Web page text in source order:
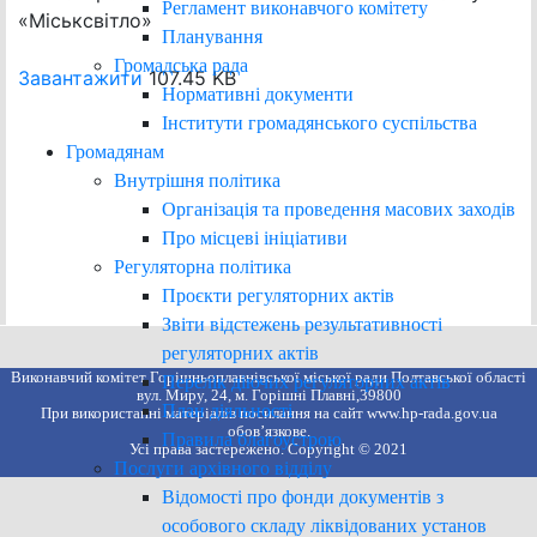
Регламент виконавчого комітету
Планування
Громадська рада
Нормативні документи
Інститути громадянського суспільства
Громадянам
Внутрішня політика
Організація та проведення масових заходів
Про місцеві ініціативи
Регуляторна політика
Проєкти регуляторних актів
Звіти відстежень результативності
регуляторних актів
Перелік діючих регуляторних актів
План діяльності
Правила благоустрою
Послуги архівного відділу
Відомості про фонди документів з
особового складу ліквідованих установ
«Міськсвітло»
Завантажити107.45 KB
Виконавчий комітет Горішньоплавнівської міської ради Полтавської області
вул. Миру, 24, м. Горішні Плавні,39800
При використанні матеріалів посилання на сайт www.hp-rada.gov.ua
обов’язкове.
Усі права застережено. Copyright © 2021